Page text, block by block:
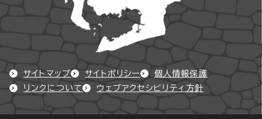
サイトマップ サイトポリシー
個人情報保護
リンクについて
ウェブアクセシビリティ方針